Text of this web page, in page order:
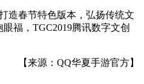
造春节特色版本，弘扬传统文
福，TGC2019腾讯数字文创
【来源：QQ华夏手游官方】